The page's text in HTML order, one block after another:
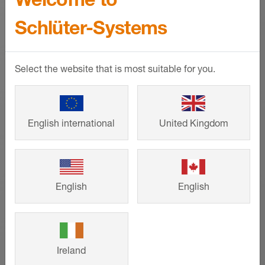
PDF – 647,21 KB
Referenze
grandi dimensioni, i sistemi innovativi
Schlüter-Systems sono duraturi e dal
design accattivante. Lasciatevi ispirare
Schlüter-Systems
Select the website that is most suitable for you.
English international United Kingdom
English English
Ireland